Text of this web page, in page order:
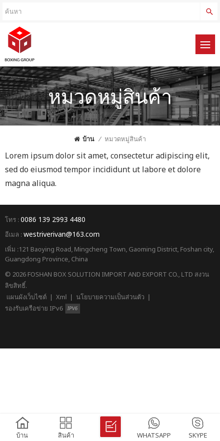
หมวดหมู่สินค้า
บ้าน / หมวดหมู่สินค้า
Lorem ipsum dolor sit amet, consectetur adipiscing elit,
sed do eiusmod tempor incididunt ut labore et dolore
magna aliqua.
โทร : 0086 139 2993 4480
อีเมล : westriverivan@163.com
เพิ่ม :121 Baoying Road, Mingcheng Town, Gaoming District, Foshan city,
Guangdong Province, China
© 2026 FOSHAN BOX SOLUTION IMPORT AND EXPORT CO., LTD สงวน
ลิขสิทธิ์.
แผนผังเว็บไซต์ | Xml | นโยบายความเป็นส่วนตัว |
รองรับเครือข่าย IPv6
บ้าน สินค้า SKYPE
WHATSAPP